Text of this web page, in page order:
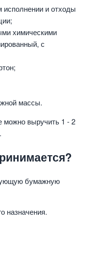
исполнении и отходы
химическими
с
массы.
можно выручить 1 - 2
бумажную
назначения.